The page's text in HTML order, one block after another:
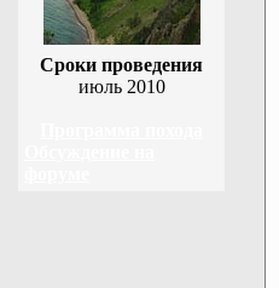
Сроки проведения
июль 2010